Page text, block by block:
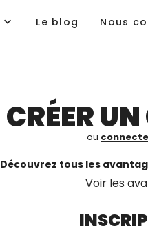
Le blog Nous
CRÉER
ou
Découvrez tous les
Voir les